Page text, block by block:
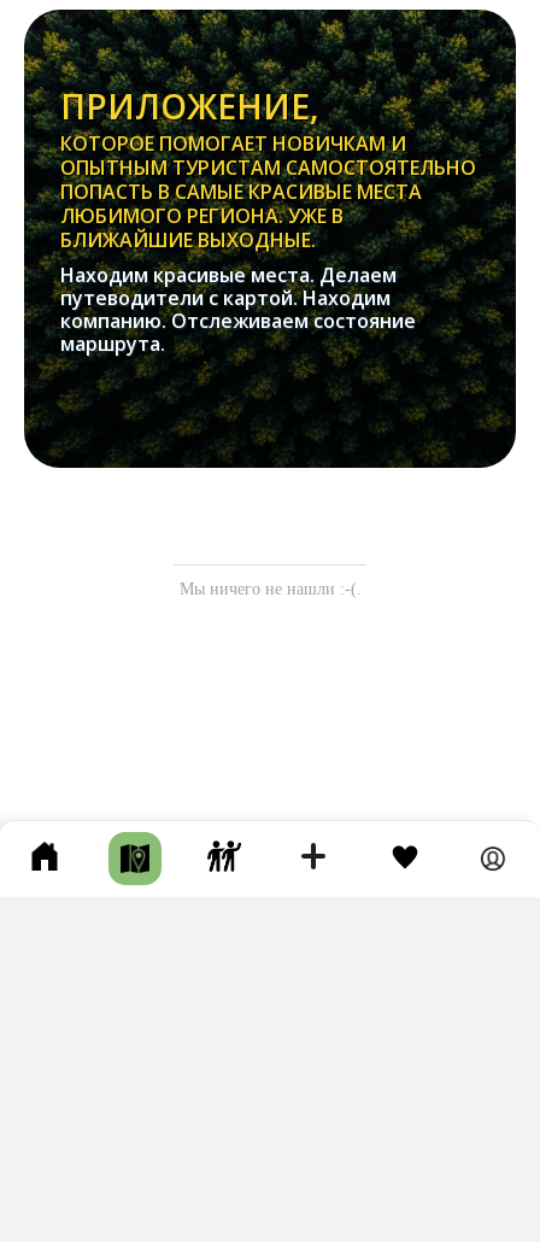
ПРИЛОЖЕНИЕ,
КОТОРОЕ ПОМОГАЕТ НОВИЧКАМ И
ОПЫТНЫМ ТУРИСТАМ САМОСТОЯТЕЛЬНО
ПОПАСТЬ В САМЫЕ КРАСИВЫЕ МЕСТА
ЛЮБИМОГО РЕГИОНА. УЖЕ В
БЛИЖАЙШИЕ ВЫХОДНЫЕ.
Находим красивые места. Делаем
путеводители с картой. Находим
компанию. Отслеживаем состояние
маршрута.
Мы ничего не нашли :-(.